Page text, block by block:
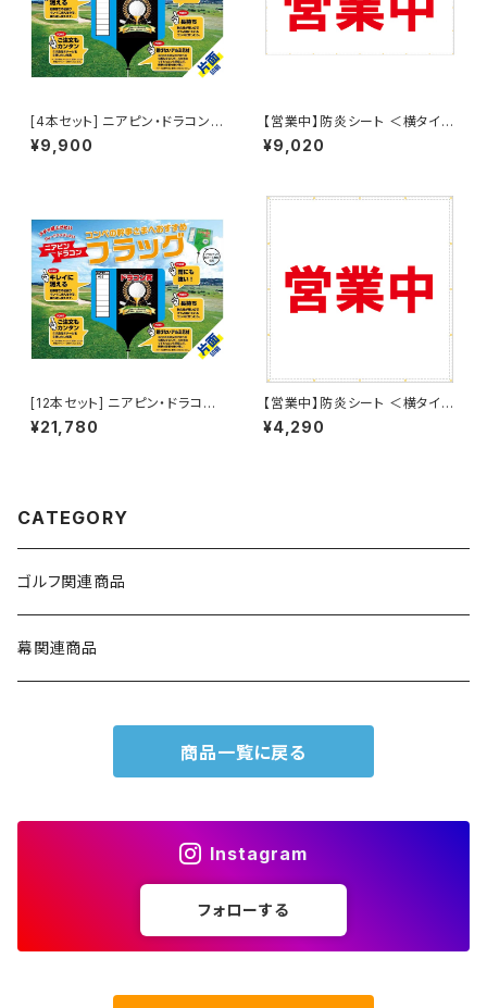
[4本セット] ニアピン・ドラコンフ
ラッグ（片面印刷）
¥9,900
【営業中】防炎シート ＜横タイプ
w3600mm ✕ h1800mm＞
ターポリン製 足場幕 養生幕 横
¥9,020
[12本セット] ニアピン・ドラコン
フラッグ（片面印刷）
¥21,780
【営業中】防炎シート ＜横タイプ
w1800mm ✕ h1800mm＞ タ
ーポリン製 足場幕 養生幕 横断
¥4,290
CATEGORY
ゴルフ関連商品
幕関連商品
商品一覧に戻る
Instagram
フォローする